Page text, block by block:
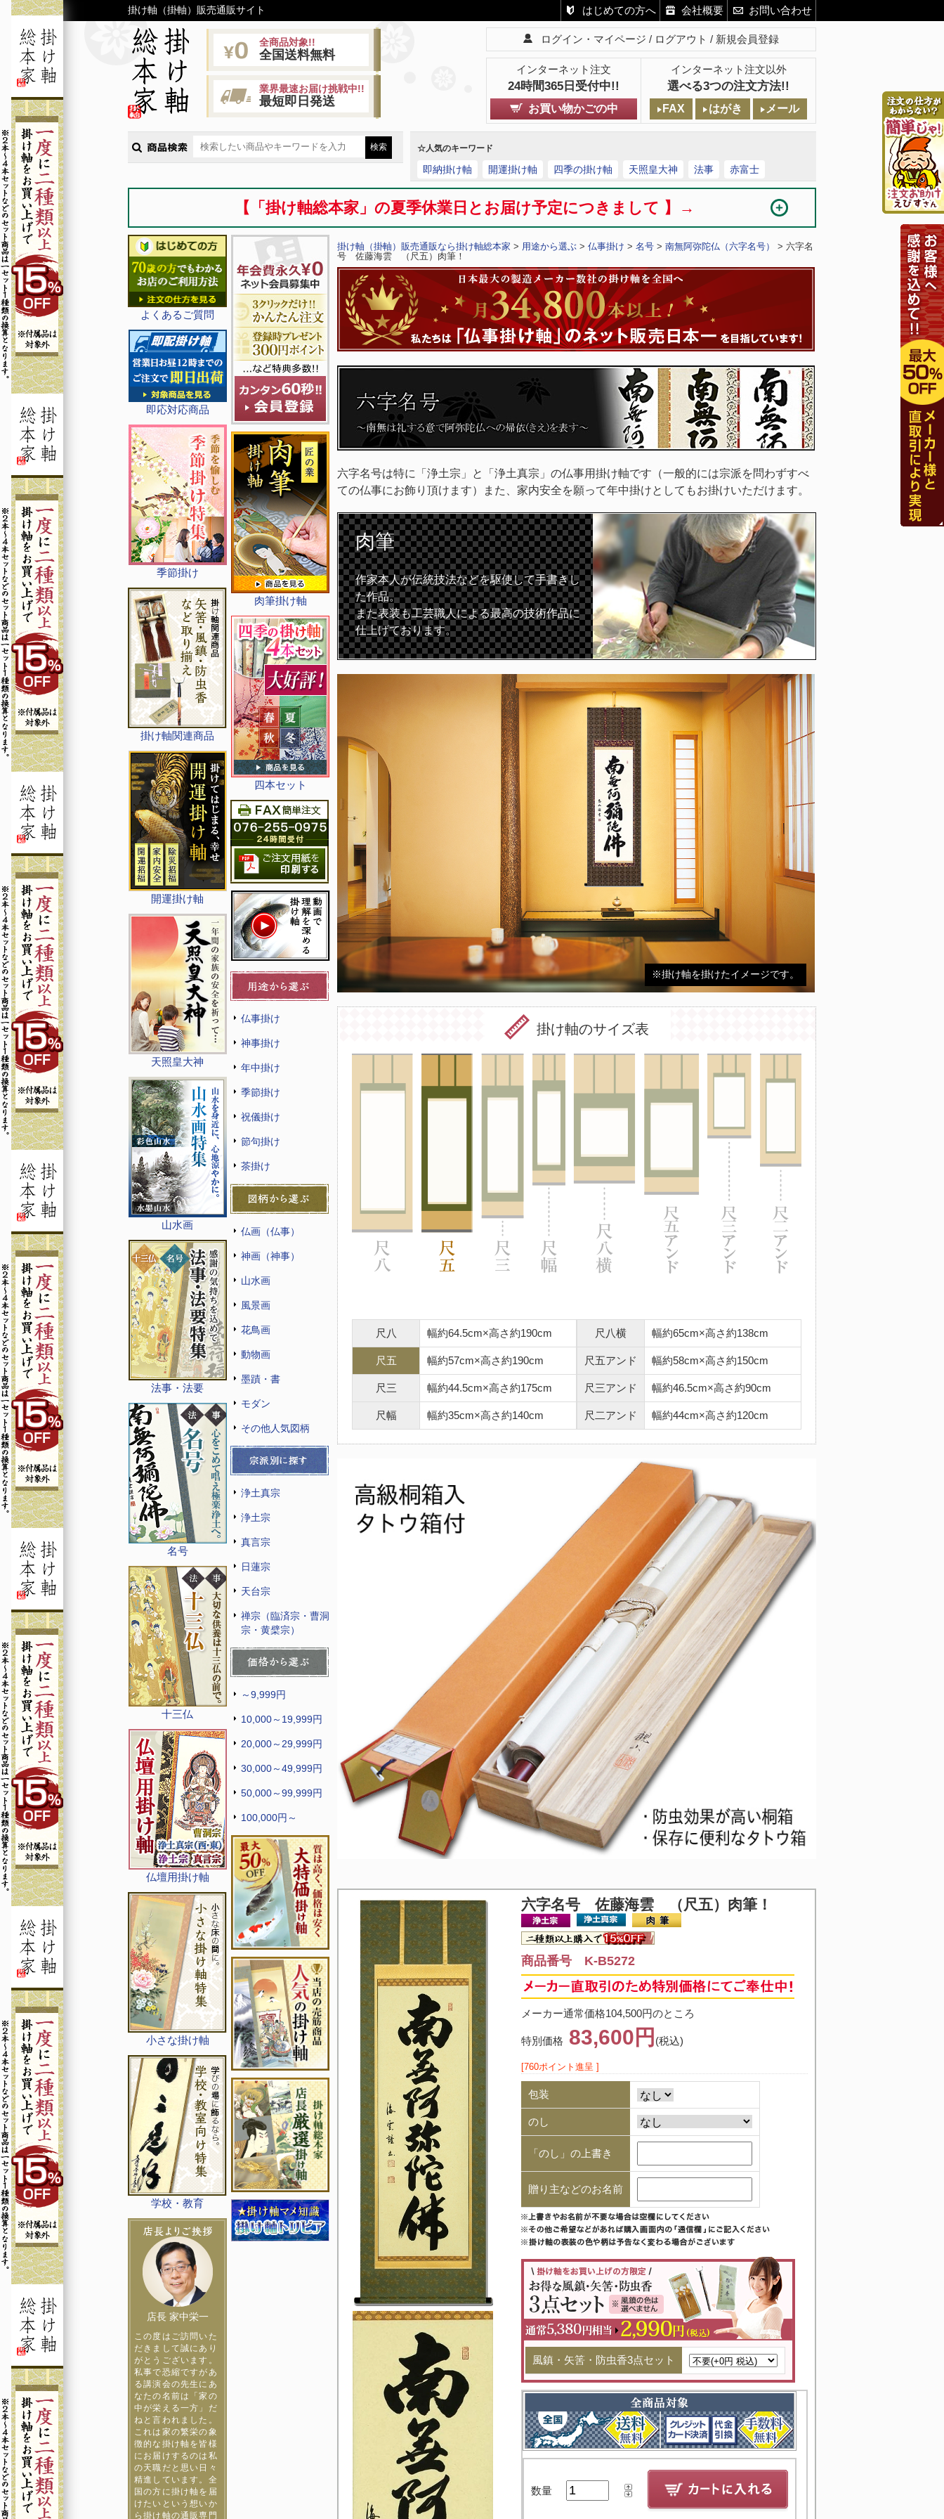
掛け軸（掛軸）販売通販サイト はじめての方へ 会社概要 お問い合わせ
全商品対象!!
全国送料無料
業界最速お届け挑戦中!!
最短即日発送
ログイン・マイページ ログアウト 新規会員登録
インターネット注文
24時間365日受付中!!
インターネット注文以外
選べる3つの注文方法!!
お買い物かごの中 FAX はがき メール
☆人気のキーワード
即納掛け軸 開運掛け軸 四季の掛け軸 天照皇大神 法事 赤富士
【「掛け軸総本家」の夏季休業日とお届け予定につきまして 】→
よくあるご質問
即応対応商品
季節掛け
掛け軸関連商品
開運掛け軸
天照皇大神
山水画
法事・法要
名号
十三仏
仏壇用掛け軸
小さな掛け軸
学校・教育
店長 家中栄一
この度はご訪問いた
だきまして誠にあり
がとうございます。
私事で恐縮ですがあ
る講演会の先生にあ
なたの名前は「家の
中が栄える一方」だ
ねと言われました。
これは家の繁栄の象
徴的な掛け軸を皆様
にお届けするのは私
の天職だと思い日々
精進しています。全
国の方に掛け軸を届
けたいという想いか
ら掛け軸の通販専門
肉筆掛け軸
四本セット
仏事掛け
神事掛け
年中掛け
季節掛け
祝儀掛け
節句掛け
茶掛け
仏画（仏事）
神画（神事）
山水画
風景画
花鳥画
動物画
墨蹟・書
モダン
その他人気図柄
浄土真宗
浄土宗
真言宗
日蓮宗
天台宗
禅宗（臨済宗・曹洞
宗・黄檗宗）
～9,999円
10,000～19,999円
20,000～29,999円
30,000～49,999円
50,000～99,999円
100,000円～
掛け軸（掛軸）販売通販なら掛け軸総本家 > 用途から選ぶ > 仏事掛け > 名号 > 南無阿弥陀仏（六字名号）
> 六字名
号 佐藤海雲 （尺五）肉筆！
六字名号は特に「浄土宗」と「浄土真宗」の仏事用掛け軸です（一般的には宗派を問わずすべ
ての仏事にお飾り頂けます）また、家内安全を願って年中掛けとしてもお掛けいただけます。
肉筆
作家本人が伝統技法などを駆使して手書きし
た作品。
また表装も工芸職人による最高の技術作品に
仕上げております。
※掛け軸を掛けたイメージです。
掛け軸のサイズ表
尺八 幅約64.5cm×高さ約190cm
尺五 幅約57cm×高さ約190cm
尺三 幅約44.5cm×高さ約175cm
尺幅 幅約35cm×高さ約140cm
尺八横 幅約65cm×高さ約138cm
尺五アンド 幅約58cm×高さ約150cm
尺三アンド 幅約46.5cm×高さ約90cm
尺二アンド 幅約44cm×高さ約120cm
六字名号 佐藤海雲 （尺五）肉筆！
商品番号 K-B5272
メーカー通常価格104,500円のところ
特別価格 83,600円 (税込)
[760ポイント進呈 ]
包装
のし
「のし」の上書き
贈り主などのお名前
風鎮・矢筈・防虫香3点セット
数量